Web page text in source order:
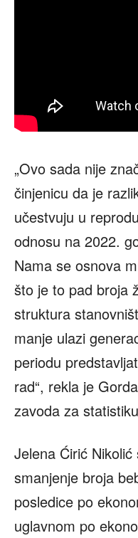
„Ovo sada nije
činjenicu da je
učestvuju u
odnosu na 2022.
Nama se osnova
što je to pad broja
struktura
manje ulazi
periodu
rad“, rekla je
zavoda za
Jelena Ćirić
smanjenje broja
posledice po
uglavnom po